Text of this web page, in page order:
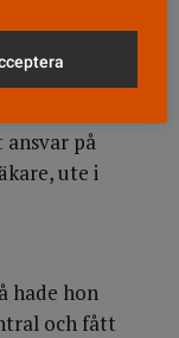
läkare går ut i
har för dålig
på
ute i
hade hon
och fått